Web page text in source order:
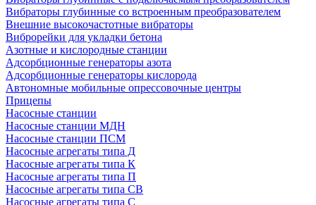
Вибраторы глубинные со встроенным преобразователем
Внешние высокочастотные вибраторы
Виброрейки для укладки бетона
Азотные и кислородные станции
Адсорбционные генераторы азота
Адсорбционные генераторы кислорода
Автономные мобильные опрессовочные центры
Прицепы
Насосные станции
Насосные станции МДН
Насосные станции ПСМ
Насосные агрегаты типа Д
Насосные агрегаты типа К
Насосные агрегаты типа П
Насосные агрегаты типа СВ
Насосные агрегаты типа С